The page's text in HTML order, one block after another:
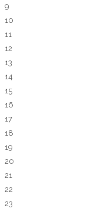
9
10
11
12
13
14
15
16
17
18
19
20
21
22
23